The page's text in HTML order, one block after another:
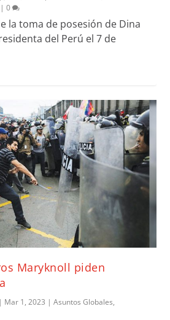
|0
la toma de posesión de Dina
del Perú el 7 de
Maryknoll piden
| Mar 1, 2023 |Asuntos Globales,